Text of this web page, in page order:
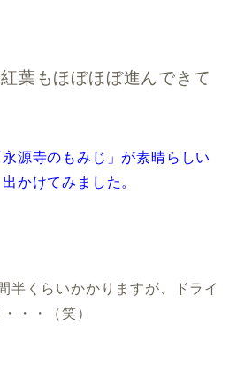
葉もほぼほぼ進んできて
源寺のもみじ」が素晴らしい
かけてみました。
半くらいかかりますが、ドライ
・・（笑）